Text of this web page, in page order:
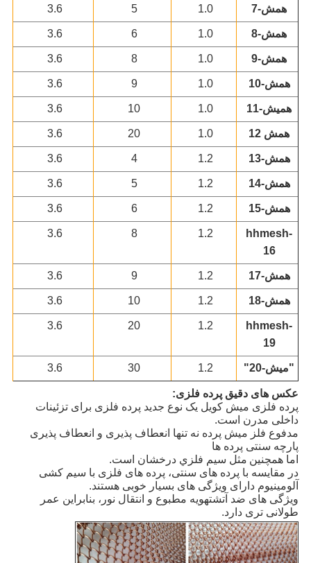
همش-7 1.0
5
3.6
همش-8 1.0
6
3.6
همش-9 1.0
8
3.6
همش-10 1.0
9
3.6
هميش-11 1.0
10
3.6
همش 12 1.0
20
3.6
همش-13 1.2
4
3.6
همش-14 1.2
5
3.6
همش-15 1.2
6
3.6
hhmesh-
16
1.2
8
3.6
همش-17 1.2
9
3.6
همش-18 1.2
10
3.6
hhmesh-
19
1.2
20
3.6
"ميش-20" 1.2
30
3.6
عکس های دقیق پرده فلزی:
پرده فلزی میش کویل یک نوع جدید پرده فلزی برای تزئینات
داخلی مدرن است.
مدفوع فلز میش پرده نه تنها انعطاف پذیری و انعطاف پذیری
پارچه سنتی پرده ها
اما همچنین مثل سيم فلزي درخشان است.
در مقایسه با پرده های سنتی، پرده های فلزی با سیم کشی
آلومینیوم دارای ویژگی های بسیار خوبی هستند.
ویژگی های ضد آتشتهویه مطبوع و انتقال نور، بنابراین عمر
طولانی تری دارد.